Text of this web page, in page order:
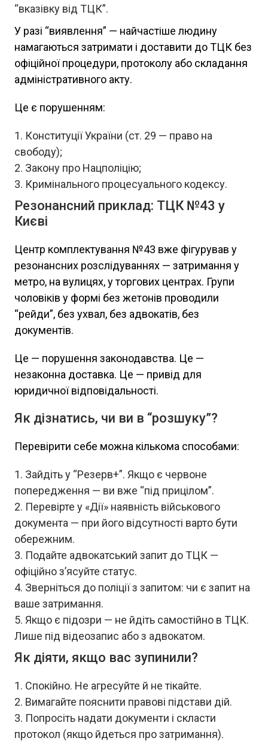
“вказівку від ТЦК”.
У разі “виявлення” — найчастіше людину
намагаються затримати і доставити до ТЦК без
офіційної процедури, протоколу або складання
адміністративного акту.
Це є порушенням:
Конституції України (ст. 29 — право на
свободу);
Закону про Нацполіцію;
Кримінального процесуального кодексу.
Резонансний приклад: ТЦК №43 у
Києві
Центр комплектування №43 вже фігурував у
резонансних розслідуваннях — затримання у
метро, на вулицях, у торгових центрах. Групи
чоловіків у формі без жетонів проводили
“рейди”, без ухвал, без адвокатів, без
документів.
Це — порушення законодавства. Це —
незаконна доставка. Це — привід для
юридичної відповідальності.
Як дізнатись, чи ви в “розшуку”?
Перевірити себе можна кількома способами:
Зайдіть у “Резерв+”. Якщо є червоне
попередження — ви вже “під прицілом”.
Перевірте у «Дії» наявність військового
документа — при його відсутності варто бути
обережним.
Подайте адвокатський запит до ТЦК —
офіційно з’ясуйте статус.
Зверніться до поліції з запитом: чи є запит на
ваше затримання.
Якщо є підозри — не йдіть самостійно в ТЦК.
Лише під відеозапис або з адвокатом.
Як діяти, якщо вас зупинили?
Спокійно. Не агресуйте й не тікайте.
Вимагайте пояснити правові підстави дій.
Попросіть надати документи і скласти
протокол (якщо йдеться про затримання).